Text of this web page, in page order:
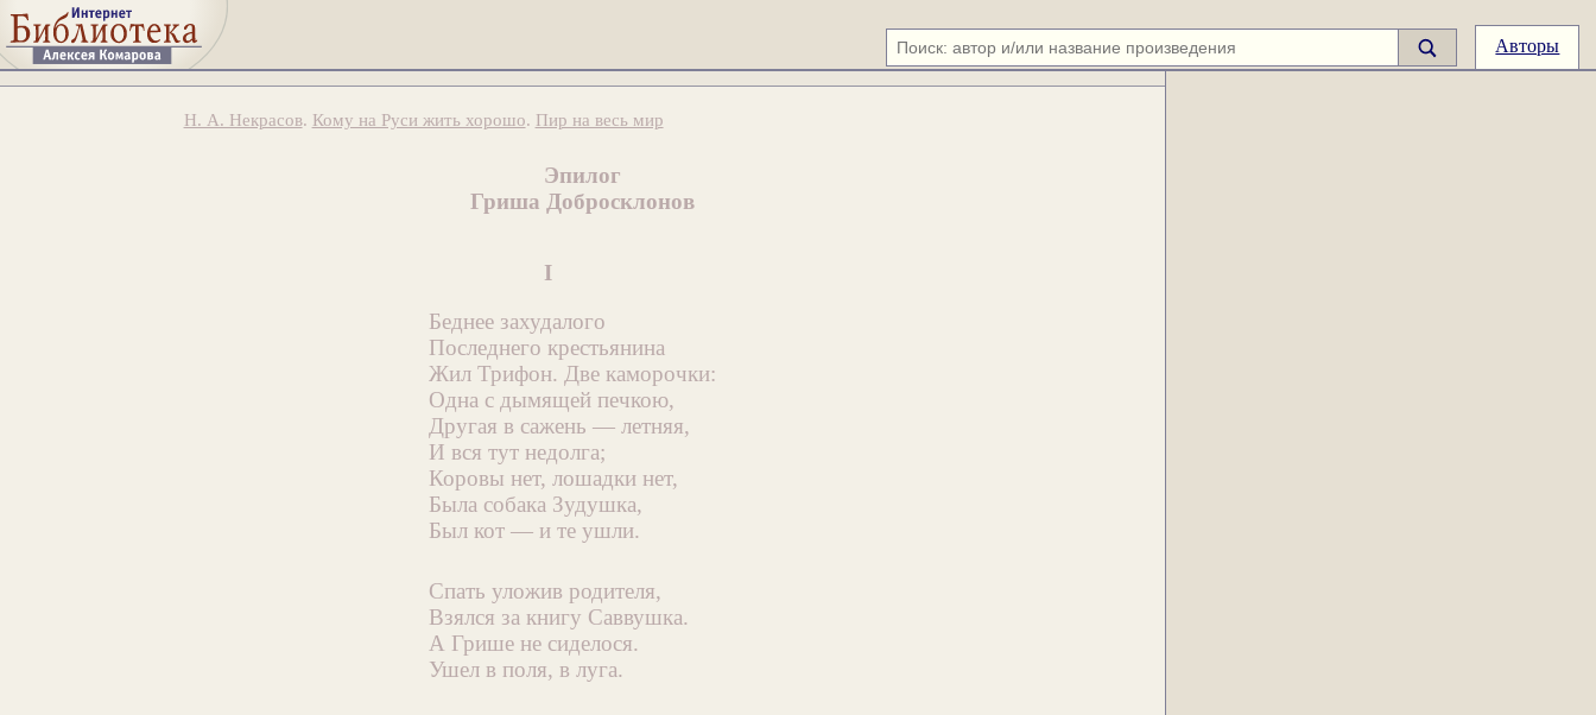
Авторы
Н. А. Некрасов. Кому на Руси жить хорошо. Пир на весь мир
Эпилог
Гриша Добросклонов
I
Беднее захудалого
Последнего крестьянина
Жил Трифон. Две каморочки:
Одна с дымящей печкою,
Другая в сажень — летняя,
И вся тут недолга;
Коровы нет, лошадки нет,
Была собака Зудушка,
Был кот — и те ушли.
Спать уложив родителя,
Взялся за книгу Саввушка.
А Грише не сиделося.
Ушел в поля, в луга.